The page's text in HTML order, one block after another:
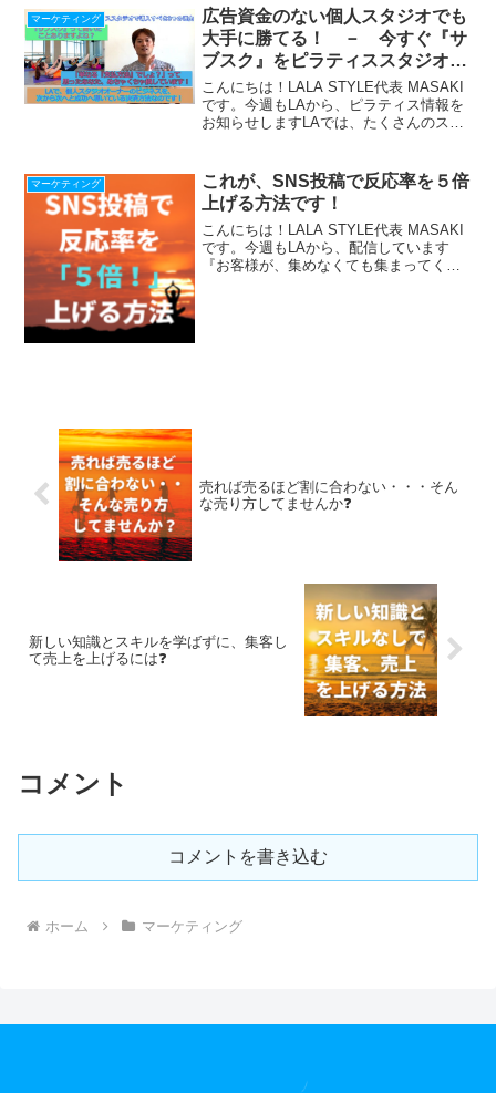
てきますよね！でもね、これらよりも、
更に効果...
マーケティング
広告資金のない個人スタジオでも
大手に勝てる！ － 今すぐ『サ
ブスク』をピラティススタジオが
導入すべき3つの理由
こんにちは！LALA STYLE代表 MASAKI
です。今週もLAから、ピラティス情報を
お知らせしますLAでは、たくさんのスタ
はまだまだ活用されてない方法です！フ
ィットネ...
マーケティング
これが、SNS投稿で反応率を５倍
上げる方法です！
こんにちは！LALA STYLE代表 MASAKI
です。今週もLAから、配信しています
『お客様が、集めなくても集まってくれ
売れば売るほど割に合わない・・・そん
な売り方してませんか❓
新しい知識とスキルを学ばずに、集客し
て売上を上げるには❓
コメント
コメントを書き込む
ホーム マーケティング